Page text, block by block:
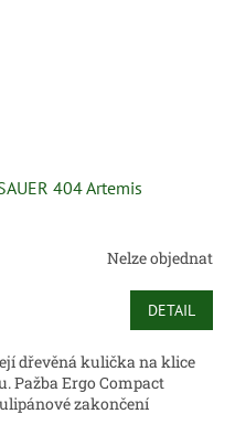
404 Artemis
Nelze objednat
DETAIL
dřevěná kulička na klice
Pažba Ergo Compact
zakončení